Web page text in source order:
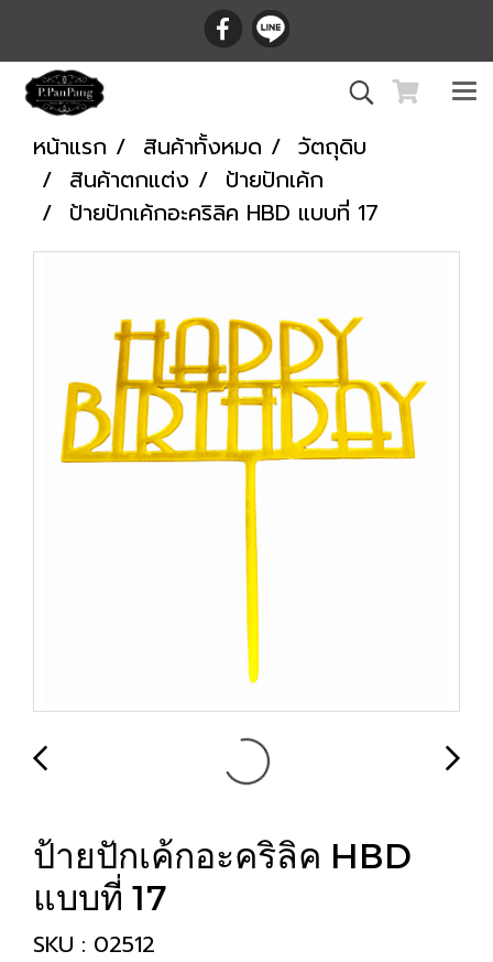
หน้าแรก สินค้าทั้งหมด
วัตถุดิบ
สินค้าตกแต่ง
ป้ายปักเค้ก
ป้ายปักเค้กอะคริลิค HBD แบบที่ 17
ป้ายปักเค้กอะคริลิค HBD
แบบที่ 17
SKU : 02512